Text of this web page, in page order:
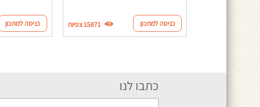
כניסה למתכון 15871 צפיות כניסה למתכון
כתבו לנו